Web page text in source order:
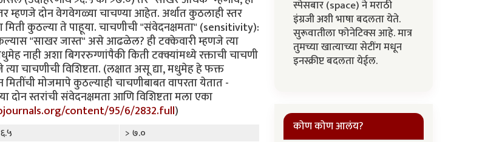
म्हणजे दोन वेगवेगळ्या चाचण्या आहेत. अर्थात कुठलाही स्तर
कुठल्या ते पाहूया. चाचणीची "संवेदनक्षमता" (sensitivity):
"साखर जास्त" असे आढळेल? ही टक्केवारी म्हणजे त्या
नाही अशा बिगररुग्णांपैकी किती टक्क्यांमध्ये रक्ताची चाचणी
चाचणीची विशिष्टता. (लक्षात असू द्या, मधुमेह हे फक्त
मोजमापे कुठल्याही चाचणीबाबत वापरता येतात -
दोन स्तरांची संवेदनक्षमता आणि विशिष्टता मला एका
content/95/6/2832.full)
> ७.०
स्पेसबार (space) ने मराठी
इंग्रजी अशी भाषा बदलता येते.
सुरूवातीला फोनेटिक्स आहे. मात्र
तुमच्या खात्याच्या सेटींग मधून
इनस्क्रीप्ट बदलता येईल.
कोण कोण आलंय?